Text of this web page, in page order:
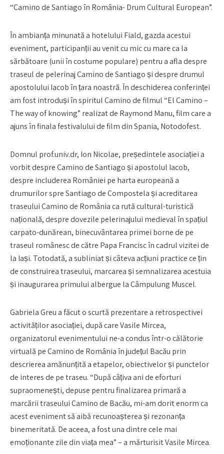
“Camino de Santiago în România- Drum Cultural European”.
În ambianța minunată a hotelului Fiald, gazda acestui
eveniment, participanții au venit cu mic cu mare ca la
sărbătoare (unii în costume populare) pentru a afla despre
traseul de pelerinaj Camino de Santiago și despre drumul
apostolului Iacob în țara noastră. În deschiderea conferinței
am fost introduși în spiritul Camino de filmul “El Camino –
The way of knowing” realizat de Raymond Manu, film care a
ajuns în finala festivalului de film din Spania, Notodofest.
Domnul prof.univ.dr, Ion Nicolae, președintele asociației a
vorbit despre Camino de Santiago și apostolul Iacob,
despre includerea României pe harta europeană a
drumurilor spre Santiago de Compostela și acreditarea
traseului Camino de România ca rută cultural-turistică
națională, despre dovezile pelerinajului medieval în spațiul
carpato-dunărean, binecuvântarea primei borne de pe
traseul românesc de către Papa Francisc în cadrul vizitei de
la Iași. Totodată, a subliniat și câteva acțiuni practice ce țin
de construirea traseului, marcarea și semnalizarea acestuia
și inaugurarea primului albergue la Câmpulung Muscel.
Gabriela Greu a făcut o scurtă prezentare a retrospectivei
activităților asociației, după care Vasile Mircea,
organizatorul evenimentului ne-a condus într-o călătorie
virtuală pe Camino de România în județul Bacău prin
descrierea amănunțită a etapelor, obiectivelor și punctelor
de interes de pe traseu. “După câțiva ani de eforturi
supraomenești, depuse pentru finalizarea primară a
marcării traseului Camino de Bacău, mi-am dorit enorm ca
acest eveniment să aibă recunoașterea și rezonanța
binemeritată. De aceea, a fost una dintre cele mai
emoționante zile din viața mea” – a mărturisit Vasile Mircea.